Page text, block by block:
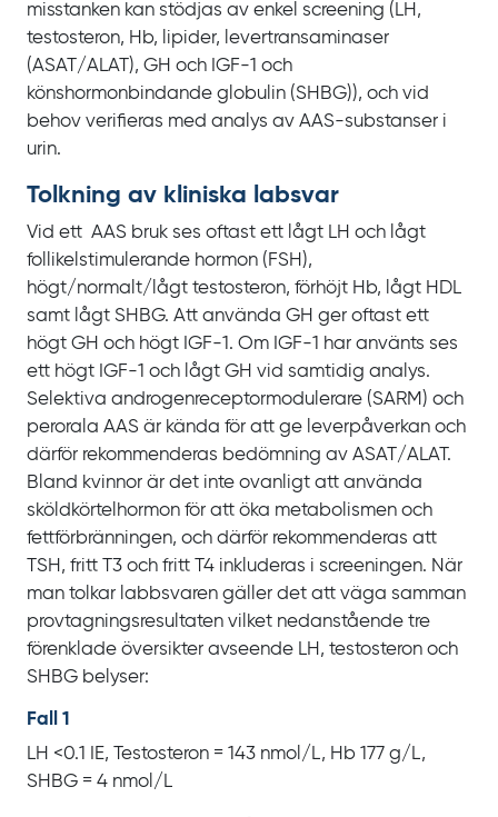
misstanken kan stödjas av enkel screening (LH,
testosteron, Hb, lipider, levertransaminaser
(ASAT/ALAT), GH och IGF‍-‍1 och
könshormonbindande globulin (SHBG)), och vid
behov verifieras med analys av AAS‍-‍substanser i
urin.
Tolkning av kliniska labsvar
Vid ett AAS bruk ses oftast ett lågt LH och lågt
follikelstimulerande hormon (FSH),
högt/normalt/lågt testosteron, förhöjt Hb, lågt HDL
samt lågt SHBG. Att använda GH ger oftast ett
högt GH och högt IGF‍-‍1. Om IGF‍-‍1 har använts ses
ett högt IGF‍-‍1 och lågt GH vid samtidig analys.
Selektiva androgenreceptor­modulerare (SARM) och
perorala AAS är kända för att ge leverpåverkan och
därför rekommenderas bedömning av ASAT/ALAT.
Bland kvinnor är det inte ovanligt att använda
sköldkörtelhormon för att öka metabolismen och
fettförbränningen, och därför rekommenderas att
TSH, fritt T3 och fritt T4 inkluderas i screeningen. När
man tolkar labbsvaren gäller det att väga samman
provtagningsresultaten vilket nedanstående tre
förenklade översikter avseende LH, testosteron och
SHBG belyser:
Fall 1
LH <0.1 IE, Testosteron = 143 nmol/L, Hb 177 g/L,
SHBG = 4 nmol/L